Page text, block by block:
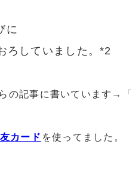
に
ろしていました。*2
の記事に書いています→「
カード を使ってました。